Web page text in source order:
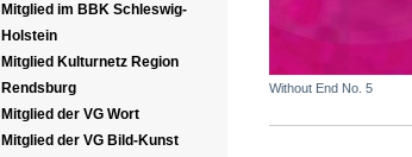
Mitglied im BBK Schleswig-
Holstein
Mitglied Kulturnetz Region
Rendsburg
Mitglied der VG Wort
Mitglied der VG Bild-Kunst
Without End No. 5